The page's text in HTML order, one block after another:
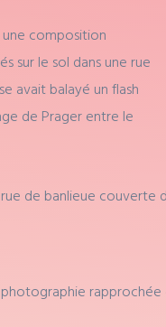
composition
sur le sol dans une rue
avait balayé un flash
de Prager entre le